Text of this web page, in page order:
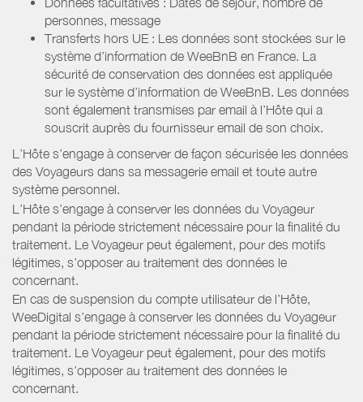
personnes, message
Transferts hors UE : Les données sont stockées sur le
système d’information de WeeBnB en France. La
sécurité de conservation des données est appliquée
sur le système d’information de WeeBnB. Les données
sont également transmises par email à l’Hôte qui a
souscrit auprès du fournisseur email de son choix.
L’Hôte s’engage à conserver de façon sécurisée les données
des Voyageurs dans sa messagerie email et toute autre
système personnel.
L’Hôte s’engage à conserver les données du Voyageur
pendant la période strictement nécessaire pour la finalité du
traitement. Le Voyageur peut également, pour des motifs
légitimes, s’opposer au traitement des données le
concernant.
En cas de suspension du compte utilisateur de l’Hôte,
WeeDigital s’engage à conserver les données du Voyageur
pendant la période strictement nécessaire pour la finalité du
traitement. Le Voyageur peut également, pour des motifs
légitimes, s’opposer au traitement des données le
concernant.